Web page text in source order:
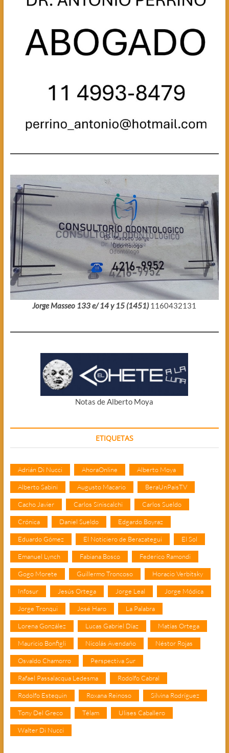
Jorge Masseo 133 e/ 14 y 15 (1451) 1160432131
Notas de Alberto Moya
ETIQUETAS
Adrián Di Nucci AhoraOnline Alberto Moya
Alberto Sabini Augusto Macario BeraUnPaisTV
Cacho Javier Carlos Siniscalchi Carlos Sueldo
Crónica Daniel Sueldo Edgardo Boyraz
Eduardo Gómez El Noticiero de Berazategui El Sol
Emanuel Lynch Fabiana Bosco Federico Ramondi
Gogo Morete Guillermo Troncoso Horacio Verbitsky
Infosur Jesús Ortega Jorge Leal Jorge Módica
Jorge Tronqui José Haro La Palabra
Lorena González Lucas Gabriel Díaz Matías Ortega
Mauricio Bonfigli Nicolás Avendaño Néstor Rojas
Osvaldo Chamorro Perspectiva Sur
Rafael Passalacqua Ledesma Rodolfo Cabral
Rodolfo Estequin Roxana Reinoso Silvina Rodríguez
Tony Del Greco Télam Ulises Caballero
Walter Di Nucci